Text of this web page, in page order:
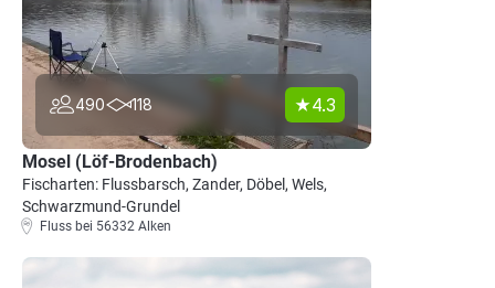
490 118 4.3
Mosel (Löf-Brodenbach)
Fischarten: Flussbarsch, Zander, Döbel, Wels,
Schwarzmund-Grundel
Fluss bei 56332 Alken